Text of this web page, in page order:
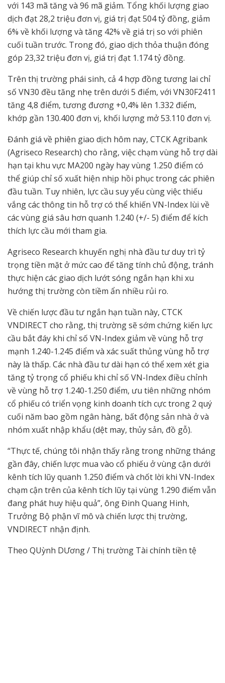
với 143 mã tăng và 96 mã giảm. Tổng khối lượng giao
dịch đạt 28,2 triệu đơn vị, giá trị đạt 504 tỷ đồng, giảm
6% về khối lượng và tăng 42% về giá trị so với phiên
cuối tuần trước. Trong đó, giao dịch thỏa thuận đóng
góp 23,32 triệu đơn vị, giá trị đạt 1.174 tỷ đồng.
Trên thị trường phái sinh, cả 4 hợp đồng tương lai chỉ
số VN30 đều tăng nhẹ trên dưới 5 điểm, với VN30F2411
tăng 4,8 điểm, tương đương +0,4% lên 1.332 điểm,
khớp gần 130.400 đơn vị, khối lượng mở 53.110 đơn vị.
Đánh giá về phiên giao dịch hôm nay, CTCK Agribank
(Agriseco Research) cho rằng, việc chạm vùng hỗ trợ dài
hạn tại khu vực MA200 ngày hay vùng 1.250 điểm có
thể giúp chỉ số xuất hiện nhịp hồi phục trong các phiên
đầu tuần. Tuy nhiên, lực cầu suy yếu cùng việc thiếu
vắng các thông tin hỗ trợ có thể khiến VN-Index lùi về
các vùng giá sâu hơn quanh 1.240 (+/- 5) điểm để kích
thích lực cầu mới tham gia.
Agriseco Research khuyến nghị nhà đầu tư duy trì tỷ
trọng tiền mặt ở mức cao để tăng tính chủ động, tránh
thực hiện các giao dịch lướt sóng ngắn hạn khi xu
hướng thị trường còn tiềm ẩn nhiều rủi ro.
Về chiến lược đầu tư ngắn hạn tuần này, CTCK
VNDIRECT cho rằng, thị trường sẽ sớm chứng kiến lực
cầu bắt đáy khi chỉ số VN-Index giảm về vùng hỗ trợ
mạnh 1.240-1.245 điểm và xác suất thủng vùng hỗ trợ
này là thấp. Các nhà đầu tư dài hạn có thể xem xét gia
tăng tỷ trọng cổ phiếu khi chỉ số VN-Index điều chỉnh
về vùng hỗ trợ 1.240-1.250 điểm, ưu tiên những nhóm
cổ phiếu có triển vọng kinh doanh tích cực trong 2 quý
cuối năm bao gồm ngân hàng, bất động sản nhà ở và
nhóm xuất nhập khẩu (dệt may, thủy sản, đồ gỗ).
“Thực tế, chúng tôi nhận thấy rằng trong những tháng
gần đây, chiến lược mua vào cổ phiếu ở vùng cận dưới
kênh tích lũy quanh 1.250 điểm và chốt lời khi VN-Index
chạm cận trên của kênh tích lũy tại vùng 1.290 điểm vẫn
đang phát huy hiệu quả”, ông Đinh Quang Hinh,
Trưởng Bộ phận vĩ mô và chiến lược thị trường,
VNDIRECT nhận định.
Theo QUỳnh DƯơng / Thị trường Tài chính tiền tệ